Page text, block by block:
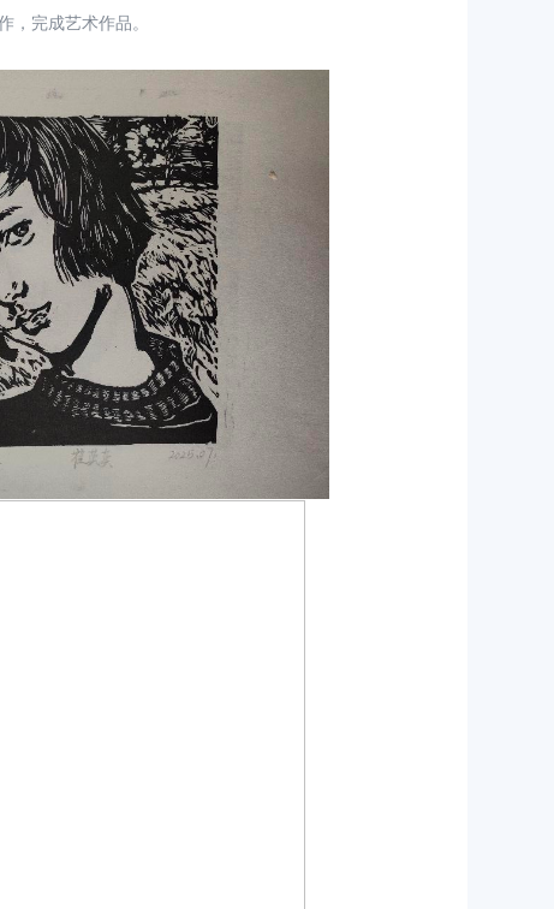
，完成艺术作品。